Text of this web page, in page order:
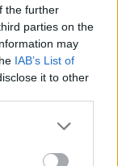
the further
parties on the
may
IAB’s List of
it to other
more Google
may click to
- Η αρχική